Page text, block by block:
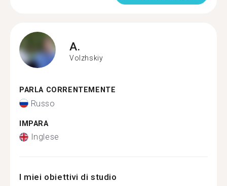
A.
Volzhskiy
PARLA CORRENTEMENTE
Russo
IMPARA
Inglese
I miei obiettivi di studio